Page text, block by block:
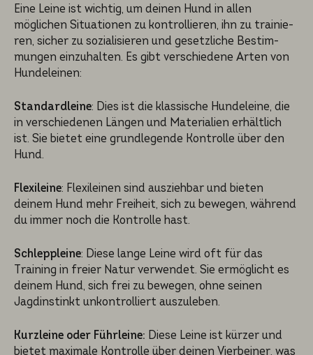
Eine Leine ist wichtig, um deinen Hund in allen
möglichen Situatio­nen zu kontrol­lie­ren, ihn zu trainie­
ren, sicher zu soziali­sie­ren und gesetz­li­che Bestim­
mun­gen einzuhal­ten. Es gibt verschie­de­ne Arten von
Hundelei­nen:
Standardleine: Dies ist die klassi­sche Hundelei­ne, die
in verschie­de­nen Längen und Materia­li­en erhält­lich
ist. Sie bietet eine grundle­gen­de Kontrol­le über den
Hund.
Flexileine: Flexilei­nen sind auszieh­bar und bieten
deinem Hund mehr Freiheit, sich zu bewegen, während
du immer noch die Kontrol­le hast.
Schleppleine: Diese lange Leine wird oft für das
Training in freier Natur verwen­det. Sie ermöglicht es
deinem Hund, sich frei zu bewegen, ohne seinen
Jagdin­stinkt unkontrol­liert auszule­ben.
Kurzleine oder Führleine: Diese Leine ist kürzer und
bietet maxima­le Kontrol­le über deinen Vierbei­ner, was